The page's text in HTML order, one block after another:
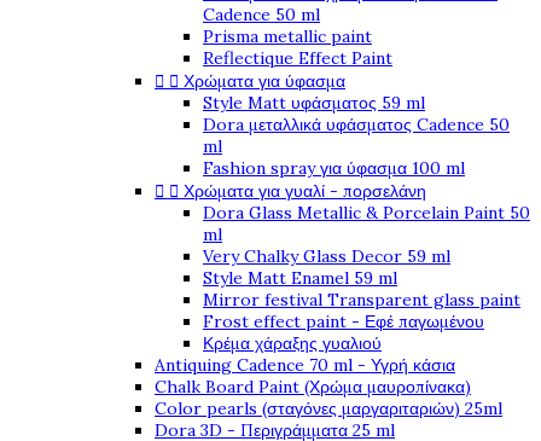
Cadence 50 ml
Prisma metallic paint
Reflectique Effect Paint
  Χρώματα για ύφασμα
Style Matt υφάσματος 59 ml
Dora μεταλλικά υφάσματος Cadence 50
ml
Fashion spray για ύφασμα 100 ml
  Χρώματα για γυαλί - πορσελάνη
Dora Glass Metallic & Porcelain Paint 50
ml
Very Chalky Glass Decor 59 ml
Style Matt Enamel 59 ml
Mirror festival Transparent glass paint
Frost effect paint - Εφέ παγωμένου
Κρέμα χάραξης γυαλιού
Antiquing Cadence 70 ml - Υγρή κάσια
Chalk Board Paint (Χρώμα μαυροπίνακα)
Color pearls (σταγόνες μαργαριταριών) 25ml
Dora 3D - Περιγράμματα 25 ml